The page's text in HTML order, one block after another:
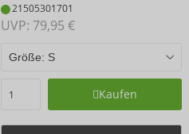
21505301701
UVP: 79,95 €
Kaufen